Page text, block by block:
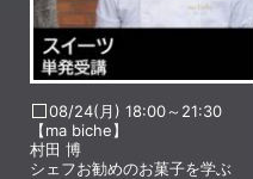
08/24(月) 18:00～21:30
【ma biche】
村田 博
シェフお勧めのお菓子を学ぶ